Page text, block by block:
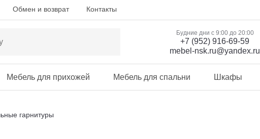
Обмен и возврат Контакты
Будние дни с 9:00 до 20:00
+7 (952) 916-69-59
mebel-nsk.ru@yandex.ru
Мебель для прихожей Мебель для спальни Шкафы
гарнитуры